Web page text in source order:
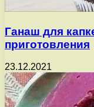
Ганаш для
приготовления
23.12.2021